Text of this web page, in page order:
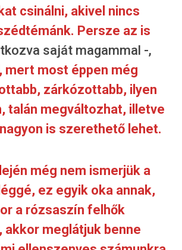
csinálni, akivel nincs
Persze az is
saját magammal -,
mert most éppen még
zárkózottabb, ilyen
talán megváltozhat, illetve
is szerethető lehet.
még nem ismerjük a
ez egyik oka annak,
a rózsaszín felhők
akkor meglátjuk benne